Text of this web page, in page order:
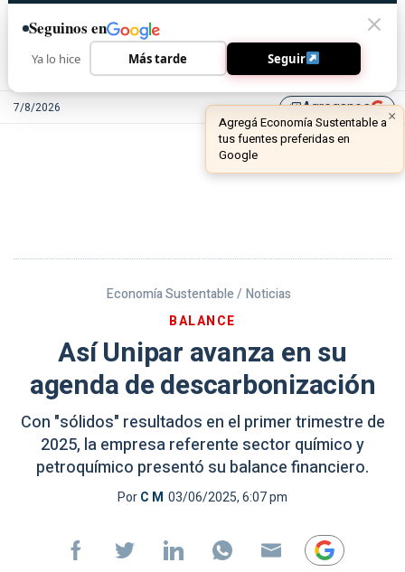
7/8/2026 library_addAgreganos
Economía Sustentable / Noticias
BALANCE
Así Unipar avanza en su
agenda de descarbonización
Con "sólidos" resultados en el primer trimestre de
2025, la empresa referente sector químico y
petroquímico presentó su balance financiero.
PorC M 03/06/2025, 6:07 pm
Seguinos en
Ya lo hice Más tarde Seguir